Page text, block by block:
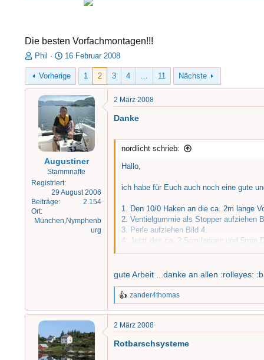
Die besten Vorfachmontagen!!!
E
r
s
t
Phil
E
r
s
t
e
l
l
t
a
m
16 Februar 2008
Vorherige 1 2 3 4 … 11 Nächste
Augustiner
Stammnaffe
Registriert
29 August 2006
Beiträge
2.154
Ort
München,Nymphenb
urg
2 März 2008
Danke
nordlicht schrieb:
Hallo,
ich habe für Euch auch noch eine gute
1. Den 10/0 Haken an die ca. 2m lange
2. Ventielgummie als Stopper aufziehen
3. Perle aufziehen Bild 4.
4. Jetzt den ca. 2,5cm langen und 5mm
5. Die Schnur durch den
7. 20cm lang und 1,5mm Durchmesser
9. In den Octupuss kann man zusätzlich
10. Nun nur noch oben einen Wirbel auf
Man kann jetzt den oberen Haken je
gute Arbeit ...danke an allen :rolleyes:
R
e
k
i
zander4thomas
2 März 2008
Rotbarschsysteme